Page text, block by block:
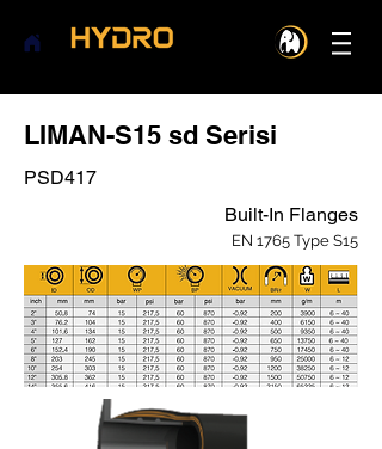
LIMAN-S15 sd Serisi
PSD417
Built-In Flanges
EN 1765 Type S15